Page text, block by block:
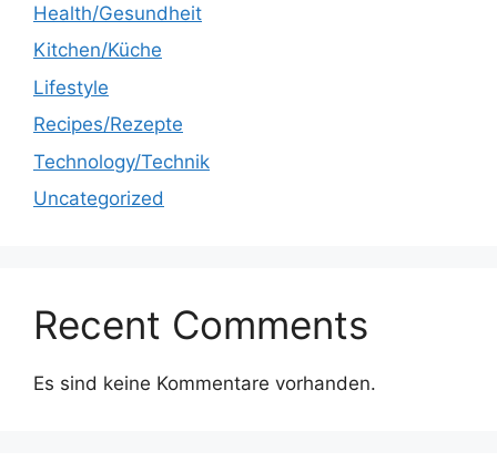
Health/Gesundheit
Kitchen/Küche
Lifestyle
Recipes/Rezepte
Technology/Technik
Uncategorized
Recent Comments
Es sind keine Kommentare vorhanden.